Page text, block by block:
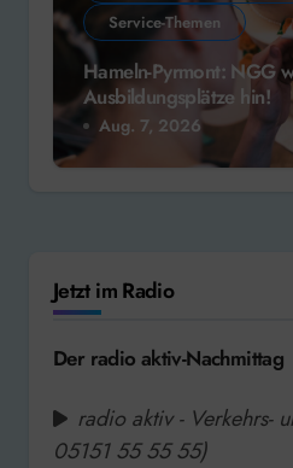
Service-Themen
Hameln-Pyrmont: NGG
Ausbildungsplätze hin!
Aug. 7, 2026
Jetzt im Radio
Der radio aktiv-Nachmittag
radio aktiv - Verkehrs-
05151 55 55 55)